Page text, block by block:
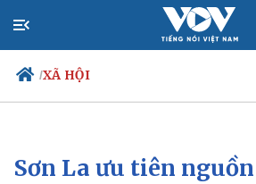
/XÃ HỘI
Chính trị
Xã hội
Sơn La ưu tiên